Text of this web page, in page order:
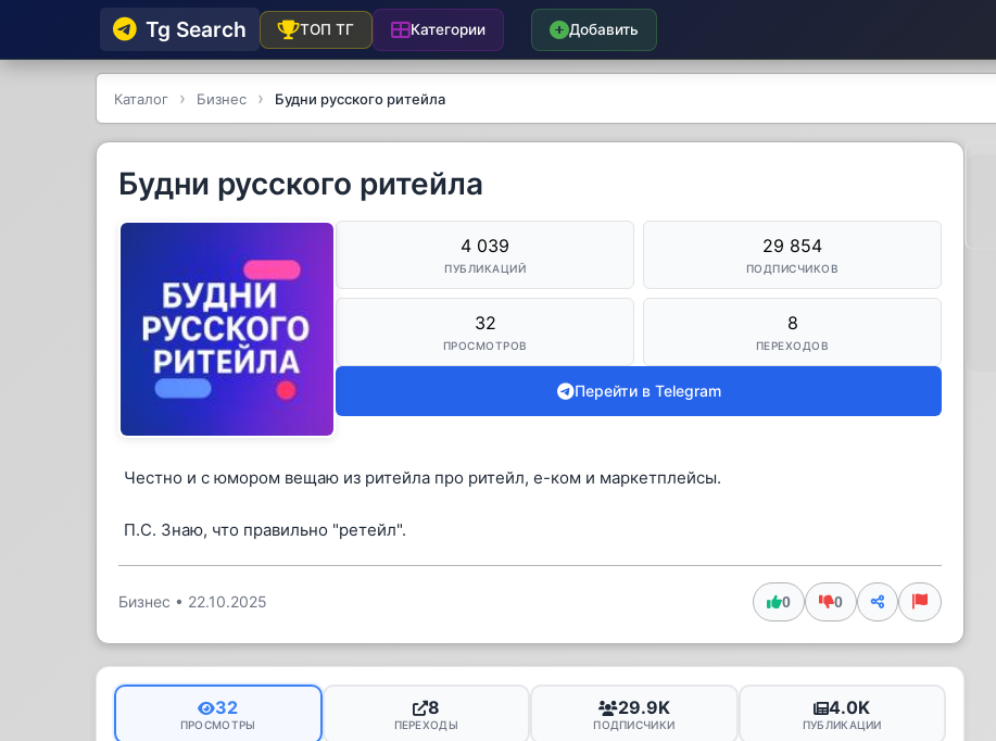
Tg Searсh ТОП ТГ Категории Добавить
Каталог Бизнес Будни русского ритейла
Будни русского ритейла
4 039
ПУБЛИКАЦИЙ
29 854
ПОДПИСЧИКОВ
32
ПРОСМОТРОВ
8
ПЕРЕХОДОВ
Перейти в Telegram
Честно и с юмором вещаю из ритейла про ритейл, е-ком и маркетплейсы.
П.С. Знаю, что правильно "ретейл".
Бизнес • 22.10.2025 0 0
32
ПРОСМОТРЫ
8
ПЕРЕХОДЫ
29.9K
ПОДПИСЧИКИ
4.0K
ПУБЛИКАЦИИ